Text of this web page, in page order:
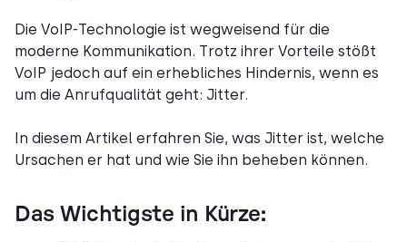
Die VoIP-Technologie ist wegweisend für die
moderne Kommunikation. Trotz ihrer Vorteile stößt
VoIP jedoch auf ein erhebliches Hindernis, wenn es
um die Anrufqualität geht: Jitter.
In diesem Artikel erfahren Sie, was Jitter ist, welche
Ursachen er hat und wie Sie ihn beheben können.
Das Wichtigste in Kürze: